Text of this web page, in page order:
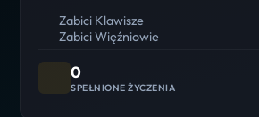
Zabici Klawisze
Zabici Więźniowie
0
SPEŁNIONE ŻYCZENIA